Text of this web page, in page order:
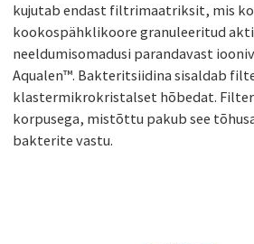
kujutab endast filtrimaatriksit, mis
kookospähklikoore granuleeritud
neeldumisomadusi parandavast
Aqualen™. Bakteritsiidina sisaldab
klastermikrokristalset hõbedat.
korpusega, mistõttu pakub see
bakterite vastu.